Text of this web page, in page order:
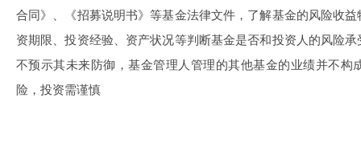
合同》、《招募说明书》等基金法律文件，了解基金的风险收
资期限、投资经验、资产状况等判断基金是否和投资人的风险
不预示其未来防御，基金管理人管理的其他基金的业绩并不构
险，投资需谨慎